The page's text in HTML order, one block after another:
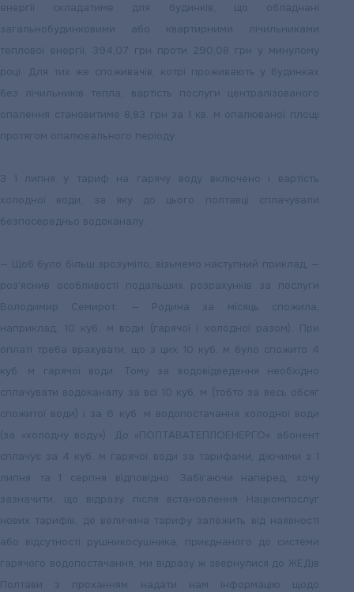
енергії складатиме для будинків, що обладнані
загальнобудинковими або квартирними лічильниками
теплової енергії, 394,07 грн проти 290,08 грн у минулому
році. Для тих же споживачів, котрі проживають у будинках
без лічильників тепла, вартість послуги централізованого
опалення становитиме 8,83 грн за 1 кв. м опалюваної площі
протягом опалювального періоду.
З 1 липня у тариф на гарячу воду включено і вартість
холодної води, за яку до цього полтавці сплачували
безпосередньо водоканалу.
— Щоб було більш зрозуміло, візьмемо наступний приклад, —
роз’яснив особливості подальших розрахунків за послуги
Володимир Семирот. — Родина за місяць спожила,
наприклад, 10 куб. м води (гарячої і холодної разом). При
оплаті треба врахувати, що з цих 10 куб. м було спожито 4
куб. м гарячої води. Тому за водовідведення необхідно
сплачувати водоканалу за всі 10 куб. м (тобто за весь обсяг
спожитої води) і за 6 куб. м водопостачання холодної води
(за «холодну воду»). До «ПОЛТАВАТЕПЛОЕНЕРГО» абонент
сплачує за 4 куб. м гарячої води за тарифами, діючими з 1
липня та 1 серпня відповідно. Забігаючи наперед, хочу
зазначити, що відразу після встановлення Нацкомпослуг
нових тарифів, де величина тарифу залежить від наявності
або відсутності рушникосушника, приєднаного до системи
гарячого водопостачання, ми відразу ж звернулися до ЖЕДів
Полтави з проханням надати нам інформацію щодо